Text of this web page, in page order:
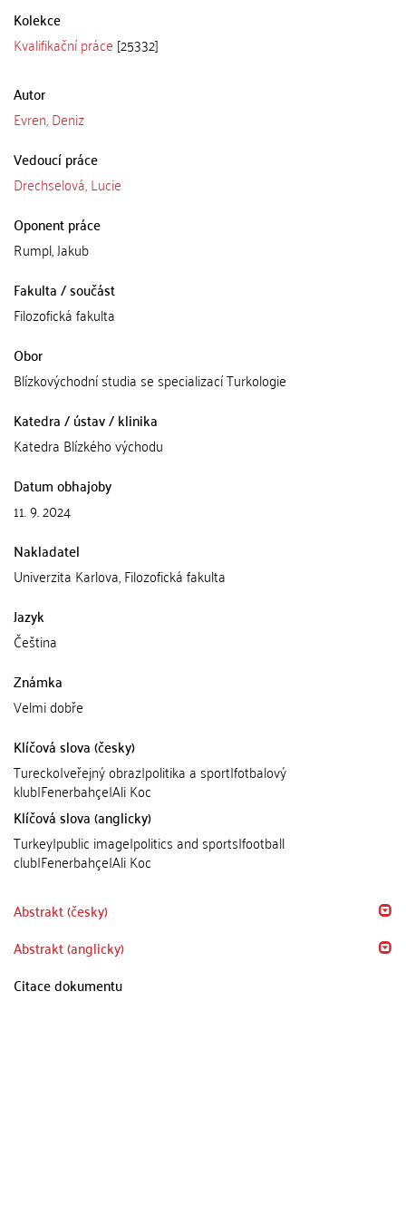
Kolekce
Kvalifikační práce [25332]
Autor
Evren, Deniz
Vedoucí práce
Drechselová, Lucie
Oponent práce
Rumpl, Jakub
Fakulta / součást
Filozofická fakulta
Obor
Blízkovýchodní studia se specializací Turkologie
Katedra / ústav / klinika
Katedra Blízkého východu
Datum obhajoby
11. 9. 2024
Nakladatel
Univerzita Karlova, Filozofická fakulta
Jazyk
Čeština
Známka
Velmi dobře
Klíčová slova (česky)
Turecko|veřejný obraz|politika a sport|fotbalový
klub|Fenerbahçe|Ali Koc
Klíčová slova (anglicky)
Turkey|public image|politics and sports|football
club|Fenerbahçe|Ali Koc
Abstrakt (česky)
Abstrakt (anglicky)
Citace dokumentu